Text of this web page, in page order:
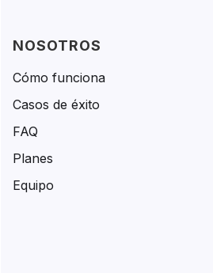
NOSOTROS
Cómo funciona
Casos de éxito
FAQ
Planes
Equipo